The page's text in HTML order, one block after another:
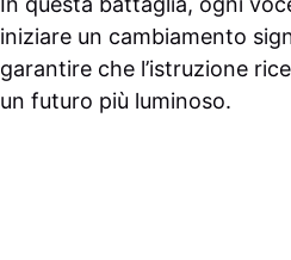
iniziare un cambiamento
garantire che l’istruzione
un futuro più luminoso.